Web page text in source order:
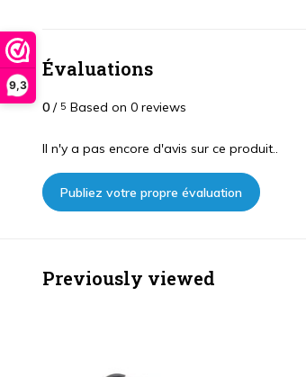
9,3
Évaluations
0 / 5 Based on 0 reviews
Il n'y a pas encore d'avis sur ce produit..
Publiez votre propre évaluation
Previously viewed